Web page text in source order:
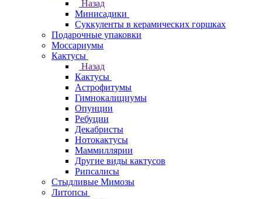
Назад
Минисадики
Суккуленты в керамических горшках
Подарочные упаковки
Моссариумы
Кактусы
Назад
Кактусы
Астрофитумы
Гимнокалициумы
Опунции
Ребуции
Декабристы
Нотокактусы
Маммиллярии
Другие виды кактусов
Рипсалисы
Стыдливые Мимозы
Литопсы